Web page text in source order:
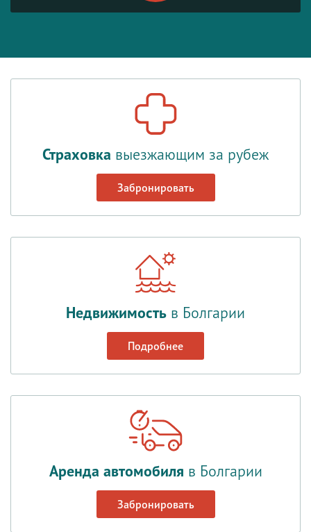
Страховка выезжающим за рубеж
Забронировать
Недвижимость в Болгарии
Подробнее
Аренда автомобиля в Болгарии
Забронировать